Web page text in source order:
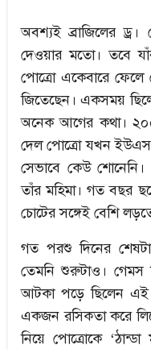
অবশ্যই ব্রাজিলের
দেওয়ার মতো। তবে
পোত্রো একেবারে ফেলে
জিতেছেন। একসময়
অনেক আগের কথা।
দেল পোত্রো যখন
সেভাবে কেউ
তাঁর মহিমা। গত বছর
চোটের সঙ্গেই বেশি
গত পরশু দিনের শেষটা
তেমনি শুরুটাও। গেমস
আটকা পড়ে ছিলেন এই
একজন রসিকতা করে
নিয়ে পোত্রোকে